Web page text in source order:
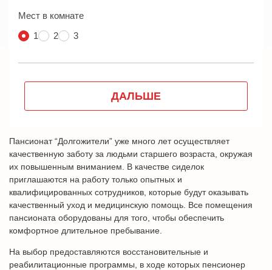
Пансионат “Долгожители” уже много лет осуществляет
качественную заботу за людьми старшего возраста, окружая
их повышенным вниманием. В качестве сиделок
приглашаются на работу только опытных и
квалифицированных сотрудников, которые будут оказывать
качественный уход и медицинскую помощь. Все помещения
пансионата оборудованы для того, чтобы обеспечить
комфортное длительное пребывание.
На выбор предоставляются восстановительные и
реабилитационные программы, в ходе которых пенсионер